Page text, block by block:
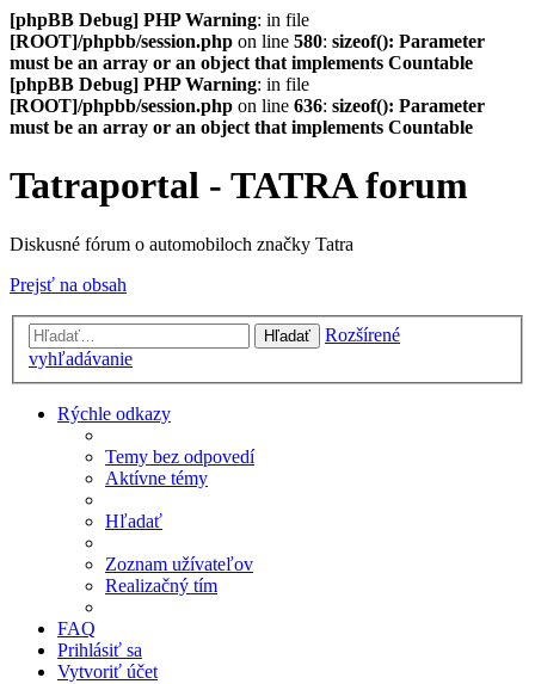
[phpBB Debug] PHP Warning: in file
[ROOT]/phpbb/session.php on line 580: sizeof(): Parameter
must be an array or an object that implements Countable
[phpBB Debug] PHP Warning: in file
[ROOT]/phpbb/session.php on line 636: sizeof(): Parameter
must be an array or an object that implements Countable
Tatraportal - TATRA forum
Diskusné fórum o automobiloch značky Tatra
Prejsť na obsah
Hľadať
Rozšírené
vyhľadávanie
Rýchle odkazy
Temy bez odpovedí
Aktívne témy
Hľadať
Zoznam užívateľov
Realizačný tím
FAQ
Prihlásiť sa
Vytvoriť účet